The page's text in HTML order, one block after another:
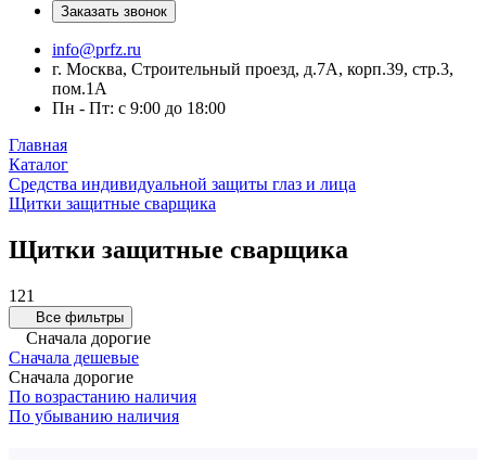
Заказать звонок
info@prfz.ru
г. Москва, Строительный проезд, д.7А, корп.39, стр.3,
пом.1А
Пн - Пт: с 9:00 до 18:00
Главная
Каталог
Средства индивидуальной защиты глаз и лица
Щитки защитные сварщика
Щитки защитные сварщика
121
Все фильтры
Сначала дорогие
Сначала дешевые
Сначала дорогие
По возрастанию наличия
По убыванию наличия